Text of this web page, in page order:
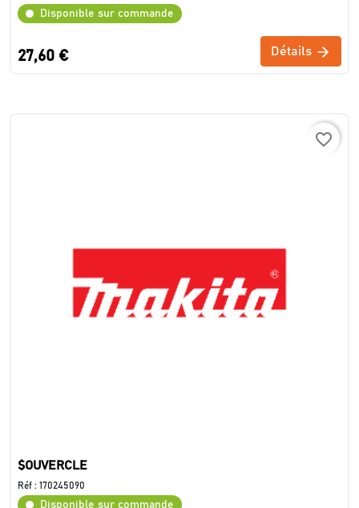
Disponible sur commande
27,60 € Détails
favorite_border
$OUVERCLE
Réf : 170245090
Disponible sur commande